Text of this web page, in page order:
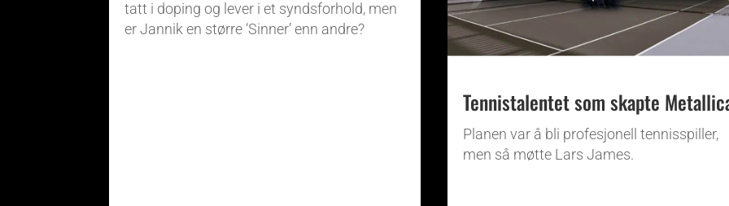
tatt i doping og lever i et syndsforhold, men
er Jannik en større ‘Sinner’ enn andre?
Tennistalentet som skapte
Planen var å bli profesjonell tennisspiller,
men så møtte Lars James.